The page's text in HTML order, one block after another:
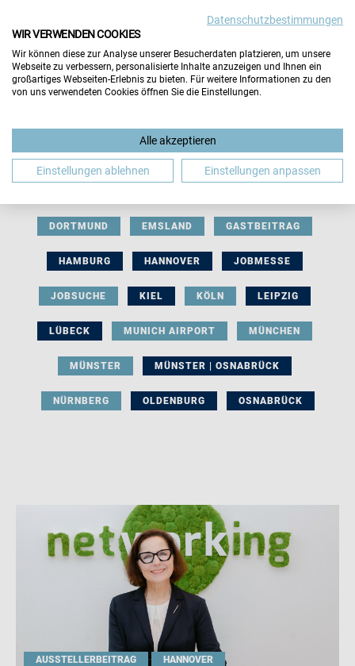
BERUFLICHE ORIENTIERUNG BEWERBUNG
DORTMUND EMSLAND GASTBEITRAG
HAMBURG HANNOVER JOBMESSE
JOBSUCHE KIEL KÖLN LEIPZIG
LÜBECK MUNICH AIRPORT MÜNCHEN
MÜNSTER MÜNSTER | OSNABRÜCK
NÜRNBERG OLDENBURG OSNABRÜCK
AUSSTELLERBEITRAG HANNOVER
Datenschutzbestimmungen
WIR VERWENDEN COOKIES
Wir können diese zur Analyse unserer Besucherdaten platzieren, um unsere
Webseite zu verbessern, personalisierte Inhalte anzuzeigen und Ihnen ein
großartiges Webseiten-Erlebnis zu bieten. Für weitere Informationen zu den
von uns verwendeten Cookies öffnen Sie die Einstellungen.
Alle akzeptieren
Einstellungen ablehnen Einstellungen anpassen